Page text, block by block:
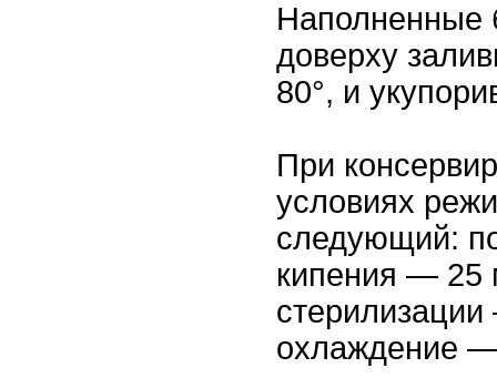
Наполненные
доверху
80°, и
При
условиях
следующий:
кипения — 25
охлаждение